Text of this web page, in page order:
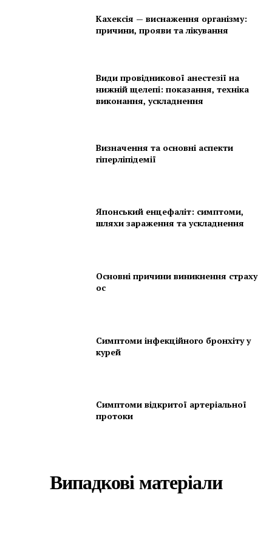
Кахексія — виснаження організму:
причини, прояви та лікування
Види провідникової анестезії на
нижній щелепі: показання, техніка
виконання, ускладнення
Визначення та основні аспекти
гіперліпідемії
Японський енцефаліт: симптоми,
шляхи зараження та ускладнення
Основні причини виникнення страху
ос
Симптоми інфекційного бронхіту у
курей
Симптоми відкритої артеріальної
протоки
Випадкові матеріали